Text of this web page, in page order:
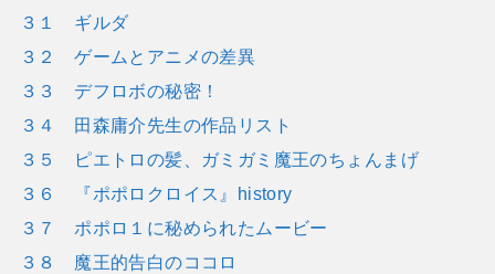
３１ ギルダ
３２ ゲームとアニメの差異
３３ デフロボの秘密！
３４ 田森庸介先生の作品リスト
３５ ピエトロの髪、ガミガミ魔王のちょんまげ
３６ 『ポポロクロイス』history
３７ ポポロ１に秘められたムービー
３８ 魔王的告白のココロ